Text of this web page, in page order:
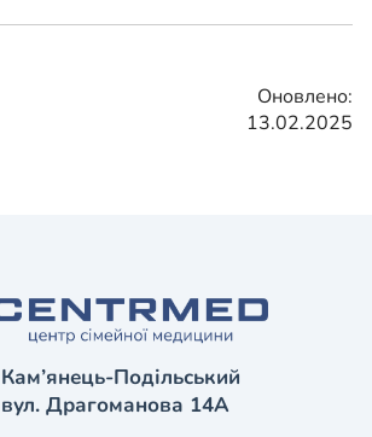
Оновлено:
13.02.2025
Кам’янець-Подільський
вул. Драгоманова 14А